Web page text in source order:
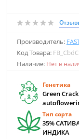
Производитель:
Код Товара:
Наличие: Нет в
Генетика
Green
Тип сорта
35%
ИНДИКА